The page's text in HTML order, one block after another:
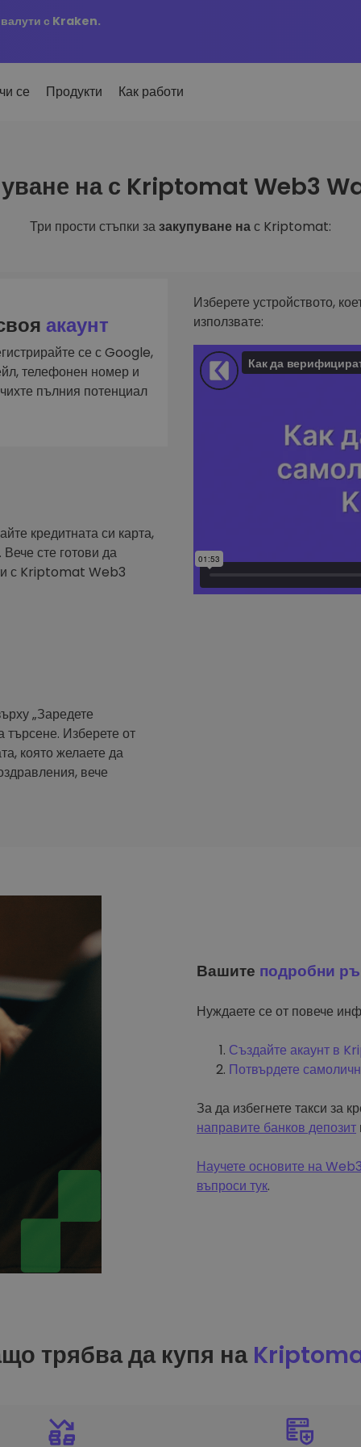
с Kraken.
добавени
добавени токени в
купил за 100 €…
се Продукти
на
за
KriptoEarn
криптовалута
Повтаряща се печалба
Как работи
на с Kriptomat Web3
Три прости стъпки зазакупуване нас Kriptomat:
акаунт
се с Google,
телефонен номер и
пълния потенциал
кредитната си карта,
сте готови да
с Kriptomat Web3
„Заредете
търсене. Изберете от
която желаете да
вече
Изберете устройството,
използвате:
Вашите подробни
Нуждаете се от повече
Създайте акаунт в
Потвърдете
За да избегнете такси за
направите банков депозит
Научете основите на
въпроси тук.
трябва да купя на